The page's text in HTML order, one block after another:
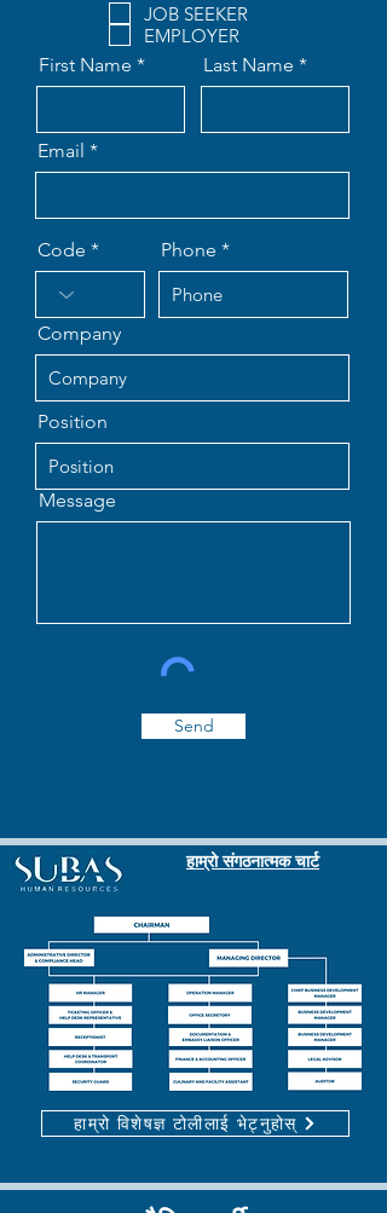
q
u
r
e
JOB SEEKER
EMPLOYER
First Name
Last Name
Email
Code Phone
Company
Position
Message
Send
हाम्रो संगठनात्मक चार्ट
हाम्रो विशेषज्ञ टोलीलाई भेट्नुहोस्